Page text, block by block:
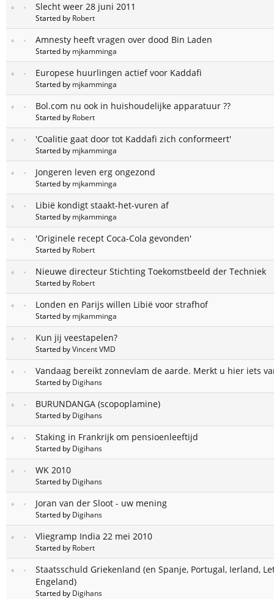
Slecht weer 28 juni 2011
Started by Robert
Amnesty heeft vragen over dood Bin Laden
Started by mjkamminga
Europese huurlingen actief voor Kaddafi
Started by mjkamminga
Bol.com nu ook in huishoudelijke apparatuur ??
Started by Robert
'Coalitie gaat door tot Kaddafi zich conformeert'
Started by mjkamminga
Jongeren leven erg ongezond
Started by mjkamminga
Libië kondigt staakt-het-vuren af
Started by mjkamminga
'Originele recept Coca-Cola gevonden'
Started by Robert
Nieuwe directeur Stichting Toekomstbeeld der Techniek
Started by Robert
Londen en Parijs willen Libië voor strafhof
Started by mjkamminga
Kun jij veestapelen?
Started byVincent VMD
Vandaag bereikt zonnevlam de aarde. Merkt u hier iets
Started by Digihans
BURUNDANGA (scopoplamine)
Started by Digihans
Staking in Frankrijk om pensioenleeftijd
Started by Digihans
WK 2010
Started by Digihans
Joran van der Sloot - uw mening
Started by Digihans
Vliegramp India 22 mei 2010
Started by Robert
Staatsschuld Griekenland (en Spanje, Portugal, Ierland,
Engeland)
Started by Digihans